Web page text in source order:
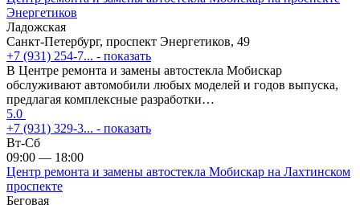
Энергетиков
Ладожская
Санкт-Петербург, проспект Энергетиков, 49
+7 (931) 254-7... - показать
В Центре ремонта и замены автостекла Мобискар
обслуживают автомобили любых моделей и годов выпуска,
предлагая комплексные разработки…
5.0
+7 (931) 329-3... - показать
Вт-Сб
09:00 — 18:00
Центр ремонта и замены автостекла Мобискар на Лахтинском
проспекте
Беговая